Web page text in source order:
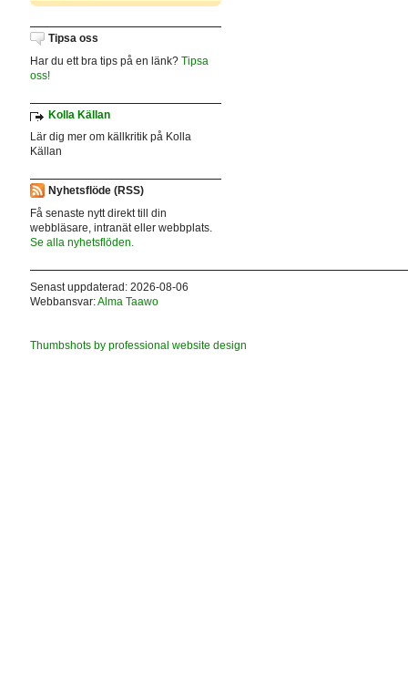
Tipsa oss
Har du ett bra tips på en länk? Tipsa
oss!
Kolla Källan
Lär dig mer om källkritik på Kolla
Källan
Nyhetsflöde (RSS)
Få senaste nytt direkt till din
webbläsare, intranät eller webbplats.
Se alla nyhetsflöden.
Senast uppdaterad: 2026-08-06
Webbansvar:Alma Taawo
Thumbshots by professional website design